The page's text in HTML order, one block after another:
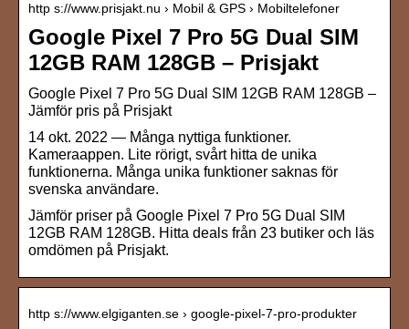
http s://www.prisjakt.nu › Mobil & GPS › Mobiltelefoner
Google Pixel 7 Pro 5G Dual SIM
12GB RAM 128GB – Prisjakt
Google Pixel 7 Pro 5G Dual SIM 12GB RAM 128GB –
Jämför pris på Prisjakt
14 okt. 2022 — Många nyttiga funktioner.
Kameraappen. Lite rörigt, svårt hitta de unika
funktionerna. Många unika funktioner saknas för
svenska användare.
Jämför priser på Google Pixel 7 Pro 5G Dual SIM
12GB RAM 128GB. Hitta deals från 23 butiker och läs
omdömen på Prisjakt.
http s://www.elgiganten.se › google-pixel-7-pro-produkter